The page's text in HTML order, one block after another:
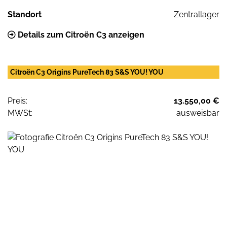
Standort Zentrallager
Details zum Citroën C3 anzeigen
Citroën C3 Origins PureTech 83 S&S YOU! YOU
Preis:
13.550,00 €
MWSt:
ausweisbar